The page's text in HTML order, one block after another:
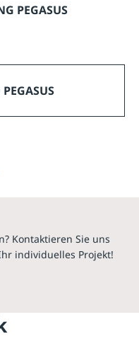
PEGASUS
Kontaktieren Sie uns
individuelles Projekt!